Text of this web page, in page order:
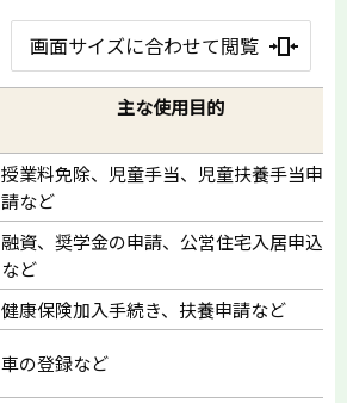
画面サイズに合わせて閲覧
主な使用目的
授業料免除、児童手当、児童扶養手当申
請など
融資、奨学金の申請、公営住宅入居申込
など
健康保険加入手続き、扶養申請など
車の登録など